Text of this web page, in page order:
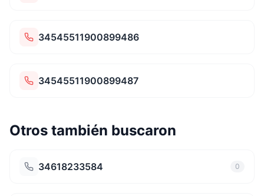
34545511900899486
34545511900899487
Otros también buscaron
34618233584 0